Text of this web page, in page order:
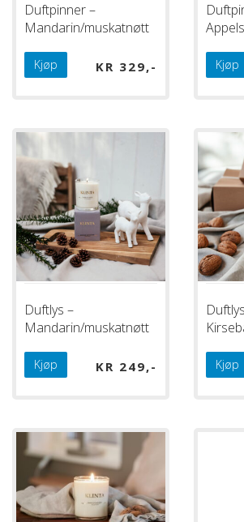
Duftpinner –
Mandarin/muskatnøtt
KR 329
Kjøp Kjøp
Duftlys –
Mandarin/muskatnøtt
KR 249
Kjøp Kjøp